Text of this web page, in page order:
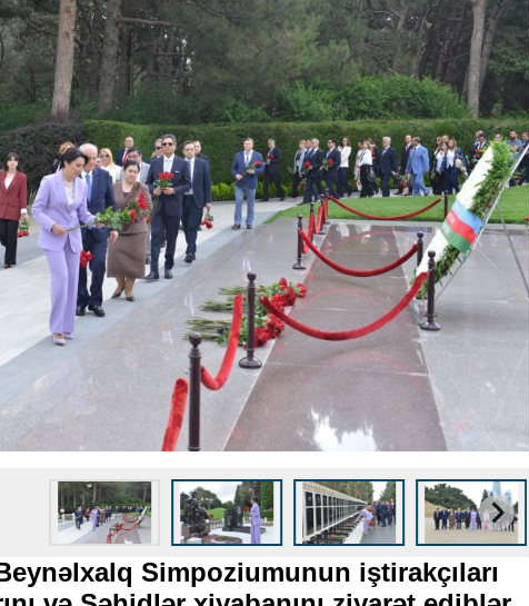
Simpoziumunun iştirakçıları